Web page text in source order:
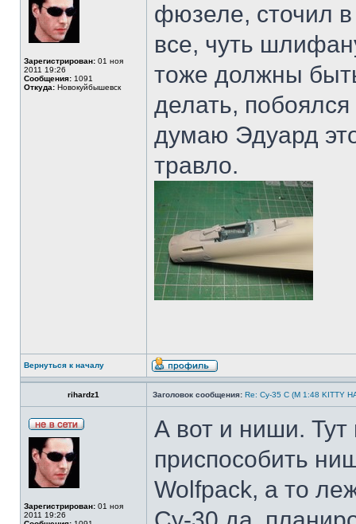
Зарегистрирован: 01 ноя
2011 19:26
Сообщения: 1091
Откуда: Новокуйбышевск
фюзеле, сточил
все, чуть
тоже должны
делать,
думаю Эдуард
травло.
Вернуться к началу
rihardz1 Заголовок сообщения: Re: Су-35 С (М 1:48 KITTY
Зарегистрирован: 01 ноя
2011 19:26
А вот и ниши.
приспособить
Wolfpack, а то